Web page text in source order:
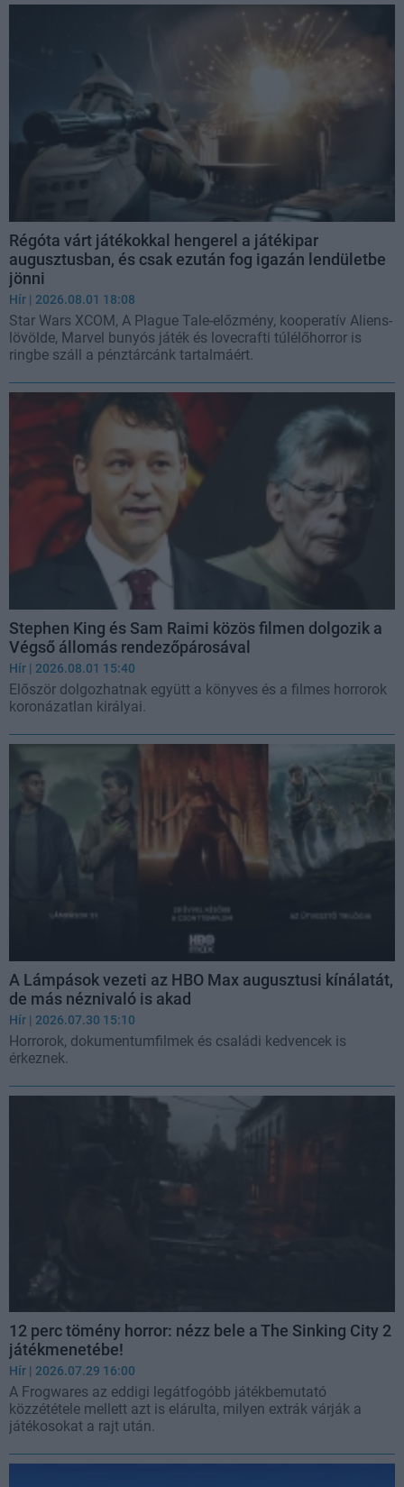
Régóta várt játékokkal hengerel a játékipar
augusztusban, és csak ezután fog igazán lendületbe
jönni
Hír | 2026.08.01 18:08
Star Wars XCOM, A Plague Tale-előzmény, kooperatív Aliens-
lövölde, Marvel bunyós játék és lovecrafti túlélőhorror is
ringbe száll a pénztárcánk tartalmáért.
Stephen King és Sam Raimi közös filmen dolgozik a
Végső állomás rendezőpárosával
Hír | 2026.08.01 15:40
Először dolgozhatnak együtt a könyves és a filmes horrorok
koronázatlan királyai.
A Lámpások vezeti az HBO Max augusztusi kínálatát,
de más néznivaló is akad
Hír | 2026.07.30 15:10
Horrorok, dokumentumfilmek és családi kedvencek is
érkeznek.
12 perc tömény horror: nézz bele a The Sinking City 2
játékmenetébe!
Hír | 2026.07.29 16:00
A Frogwares az eddigi legátfogóbb játékbemutató
közzététele mellett azt is elárulta, milyen extrák várják a
játékosokat a rajt után.